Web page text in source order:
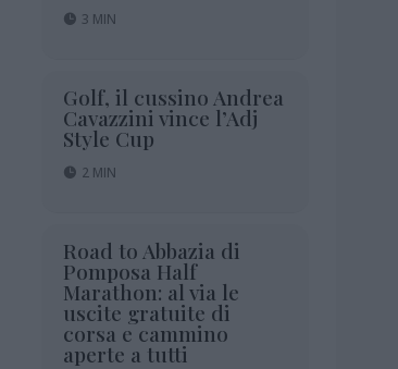
3 MIN
Golf, il cussino Andrea
Cavazzini vince l’Adj
Style Cup
2 MIN
Road to Abbazia di
Pomposa Half
Marathon: al via le
uscite gratuite di
corsa e cammino
aperte a tutti